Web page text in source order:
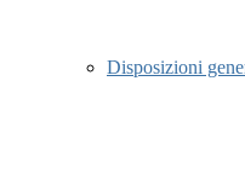
Disposizioni